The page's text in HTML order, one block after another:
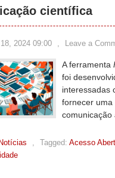
científica
2024 09:00 , Leave a
A ferramenta
foi
interessadas
fornecer
Notícias , Tagged: Acesso